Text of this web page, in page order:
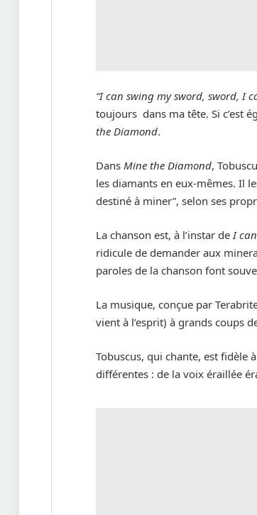
“I can swing my sword, sword, I
toujours dans ma tête. Si c’est
the Diamond.
Dans Mine the Diamond,
les diamants en eux-mêmes. Il
destiné à miner”, selon ses
La chanson est, à l’instar deI
ridicule de demander aux
paroles de la chanson font
La musique, conçue par
vient à l’esprit) à grands coups
Tobuscus, qui chante, est fidèle
différentes : de la voix éraillée